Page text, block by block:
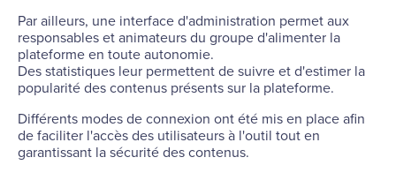
Par ailleurs, une interface d'administration permet aux
responsables et animateurs du groupe d'alimenter la
plateforme en toute autonomie.
Des statistiques leur permettent de suivre et d'estimer la
popularité des contenus présents sur la plateforme.
Différents modes de connexion ont été mis en place afin
de faciliter l'accès des utilisateurs à l'outil tout en
garantissant la sécurité des contenus.